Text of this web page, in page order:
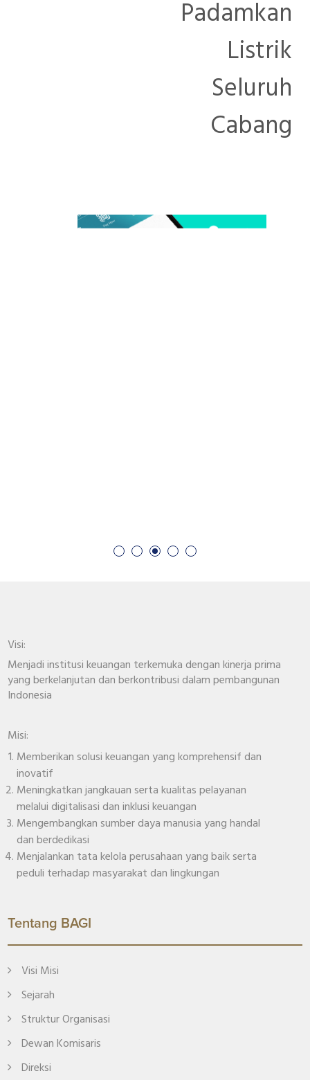
Padamkan
Listrik
Seluruh
Cabang
Visi:
Menjadi institusi keuangan terkemuka dengan kinerja prima
yang berkelanjutan dan berkontribusi dalam pembangunan
Indonesia
Misi:
Memberikan solusi keuangan yang komprehensif dan
inovatif
Meningkatkan jangkauan serta kualitas pelayanan
melalui digitalisasi dan inklusi keuangan
Mengembangkan sumber daya manusia yang handal
dan berdedikasi
Menjalankan tata kelola perusahaan yang baik serta
peduli terhadap masyarakat dan lingkungan
Tentang BAGI
Visi Misi
Sejarah
Struktur Organisasi
Dewan Komisaris
Direksi